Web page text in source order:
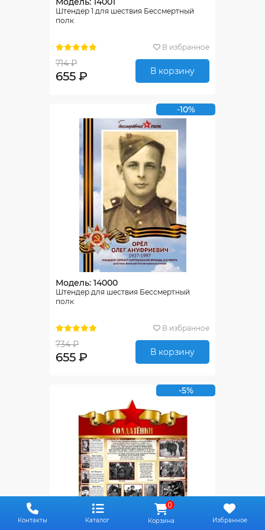
Контакты Каталог
0
Корзина Избранное
Штендер 1 для шествия Бессмертный
полк
В избранное
714 ₽
655 ₽ В корзину
-10%
Модель: 14000
Штендер для шествия Бессмертный
полк
В избранное
734 ₽
655 ₽ В корзину
-5%